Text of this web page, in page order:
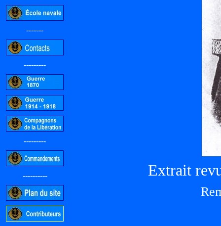
-------
---------
---------
---------- Extrait